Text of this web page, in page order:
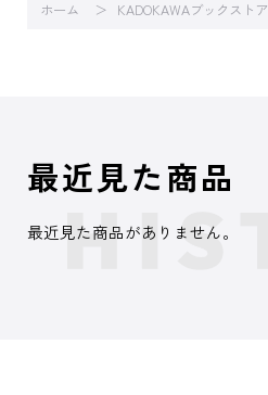
ホーム KADOKAWAブックストア
最近見た商品
最近見た商品がありません。